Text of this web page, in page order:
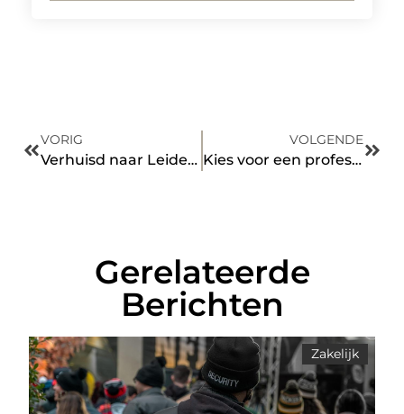
VORIG
Verhuisd naar Leiderdorp? Waarom het vervangen van je sloten verstandig is
VOLGENDE
Kies voor een professionele spuiterij auto
Gerelateerde
Berichten
Zakelijk